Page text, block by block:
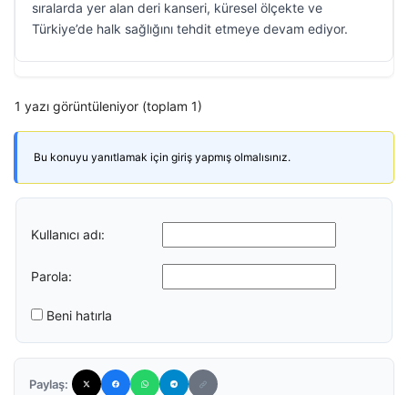
sıralarda yer alan deri kanseri, küresel ölçekte ve
Türkiye’de halk sağlığını tehdit etmeye devam ediyor.
1 yazı görüntüleniyor (toplam 1)
Bu konuyu yanıtlamak için giriş yapmış olmalısınız.
Kullanıcı adı:
Parola:
Beni hatırla
Paylaş: